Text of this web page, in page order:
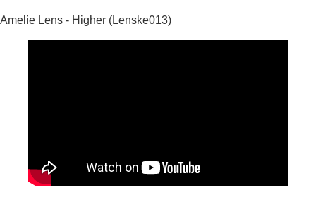
Amelie Lens - Higher (Lenske013)